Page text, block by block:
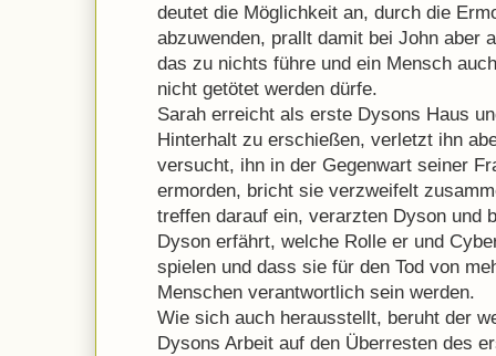
deutet die Möglichkeit an, durch die
abzuwenden, prallt damit bei John aber
das zu nichts führe und ein Mensch
nicht getötet werden dürfe.
Sarah erreicht als erste Dysons Haus
Hinterhalt zu erschießen, verletzt ihn
versucht, ihn in der Gegenwart seiner
ermorden, bricht sie verzweifelt
treffen darauf ein, verarzten Dyson und
Dyson erfährt, welche Rolle er und
spielen und dass sie für den Tod von
Menschen verantwortlich sein werden.
Wie sich auch herausstellt, beruht der
Dysons Arbeit auf den Überresten des